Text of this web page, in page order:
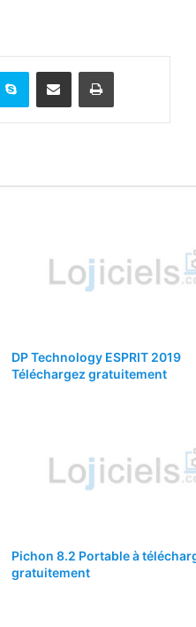
Skype Partager par email Imprimer
DP Technology ESPRIT 2019
Téléchargez gratuitement
Pichon 8.2 Portable à
gratuitement